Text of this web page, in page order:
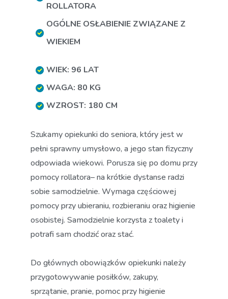
ROLLATORA
OGÓLNE OSŁABIENIE ZWIĄZANE Z
WIEKIEM
WIEK: 96 LAT
WAGA: 80 KG
WZROST: 180 CM
Szukamy opiekunki do seniora, który jest w
pełni sprawny umysłowo, a jego stan fizyczny
odpowiada wiekowi. Porusza się po domu przy
pomocy rollatora– na krótkie dystanse radzi
sobie samodzielnie. Wymaga częściowej
pomocy przy ubieraniu, rozbieraniu oraz higienie
osobistej. Samodzielnie korzysta z toalety i
potrafi sam chodzić oraz stać.
Do głównych obowiązków opiekunki należy
przygotowywanie posiłków, zakupy,
sprzątanie, pranie, pomoc przy higienie